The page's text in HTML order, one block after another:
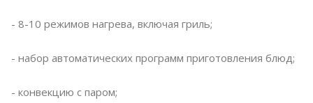
- 8-10 режимов нагрева, включая гриль;
- набор автоматических программ приготовления блюд;
- конвекцию с паром;